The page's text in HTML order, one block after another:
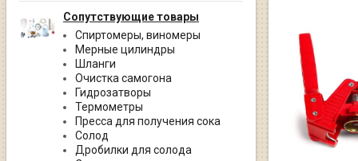
Сопутствующие товары
Спиртомеры, виномеры
Мерные цилиндры
Шланги
Очистка самогона
Гидрозатворы
Термометры
Пресса для получения сока
Солод
Дробилки для солода